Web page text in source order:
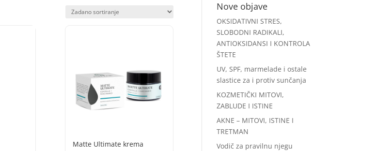
Matte Ultimate krema
Nove objave
OKSIDATIVNI STRES,
SLOBODNI RADIKALI,
ANTIOKSIDANSI I KONTROLA
ŠTETE
UV, SPF, marmelade i ostale
slastice za i protiv sunčanja
KOZMETIČKI MITOVI,
ZABLUDE I ISTINE
AKNE – MITOVI, ISTINE I
TRETMAN
Vodič za pravilnu njegu